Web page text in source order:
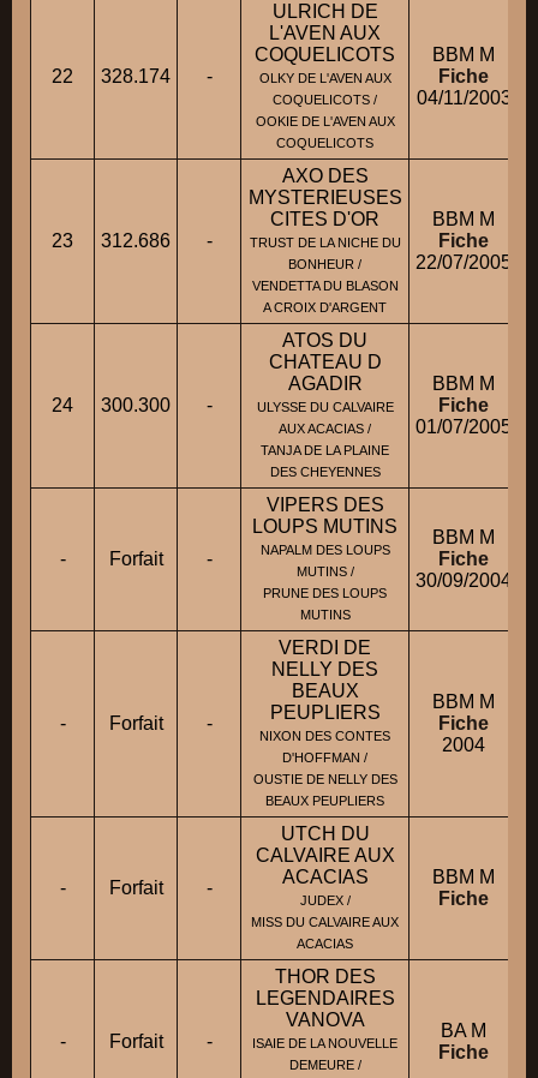
22 328.174 -
ULRICH DE
L'AVEN AUX
COQUELICOTS
OLKY DE L'AVEN AUX
COQUELICOTS /
OOKIE DE L'AVEN AUX
COQUELICOTS
BBM M
Fiche
04/11/2003
23 312.686 -
AXO DES
MYSTERIEUSES
CITES D'OR
TRUST DE LA NICHE DU
BONHEUR /
VENDETTA DU BLASON
A CROIX D'ARGENT
BBM M
Fiche
22/07/2005
24 300.300 -
ATOS DU
CHATEAU D
AGADIR
ULYSSE DU CALVAIRE
AUX ACACIAS /
TANJA DE LA PLAINE
DES CHEYENNES
BBM M
Fiche
01/07/2005
- Forfait -
VIPERS DES
LOUPS MUTINS
NAPALM DES LOUPS
MUTINS /
PRUNE DES LOUPS
MUTINS
BBM M
Fiche
30/09/2004
- Forfait -
VERDI DE
NELLY DES
BEAUX
PEUPLIERS
NIXON DES CONTES
D'HOFFMAN /
OUSTIE DE NELLY DES
BEAUX PEUPLIERS
BBM M
Fiche
2004
- Forfait -
UTCH DU
CALVAIRE AUX
ACACIAS
JUDEX /
MISS DU CALVAIRE AUX
ACACIAS
BBM M
Fiche
- Forfait -
THOR DES
LEGENDAIRES
VANOVA
ISAIE DE LA NOUVELLE
DEMEURE /
BA M
Fiche